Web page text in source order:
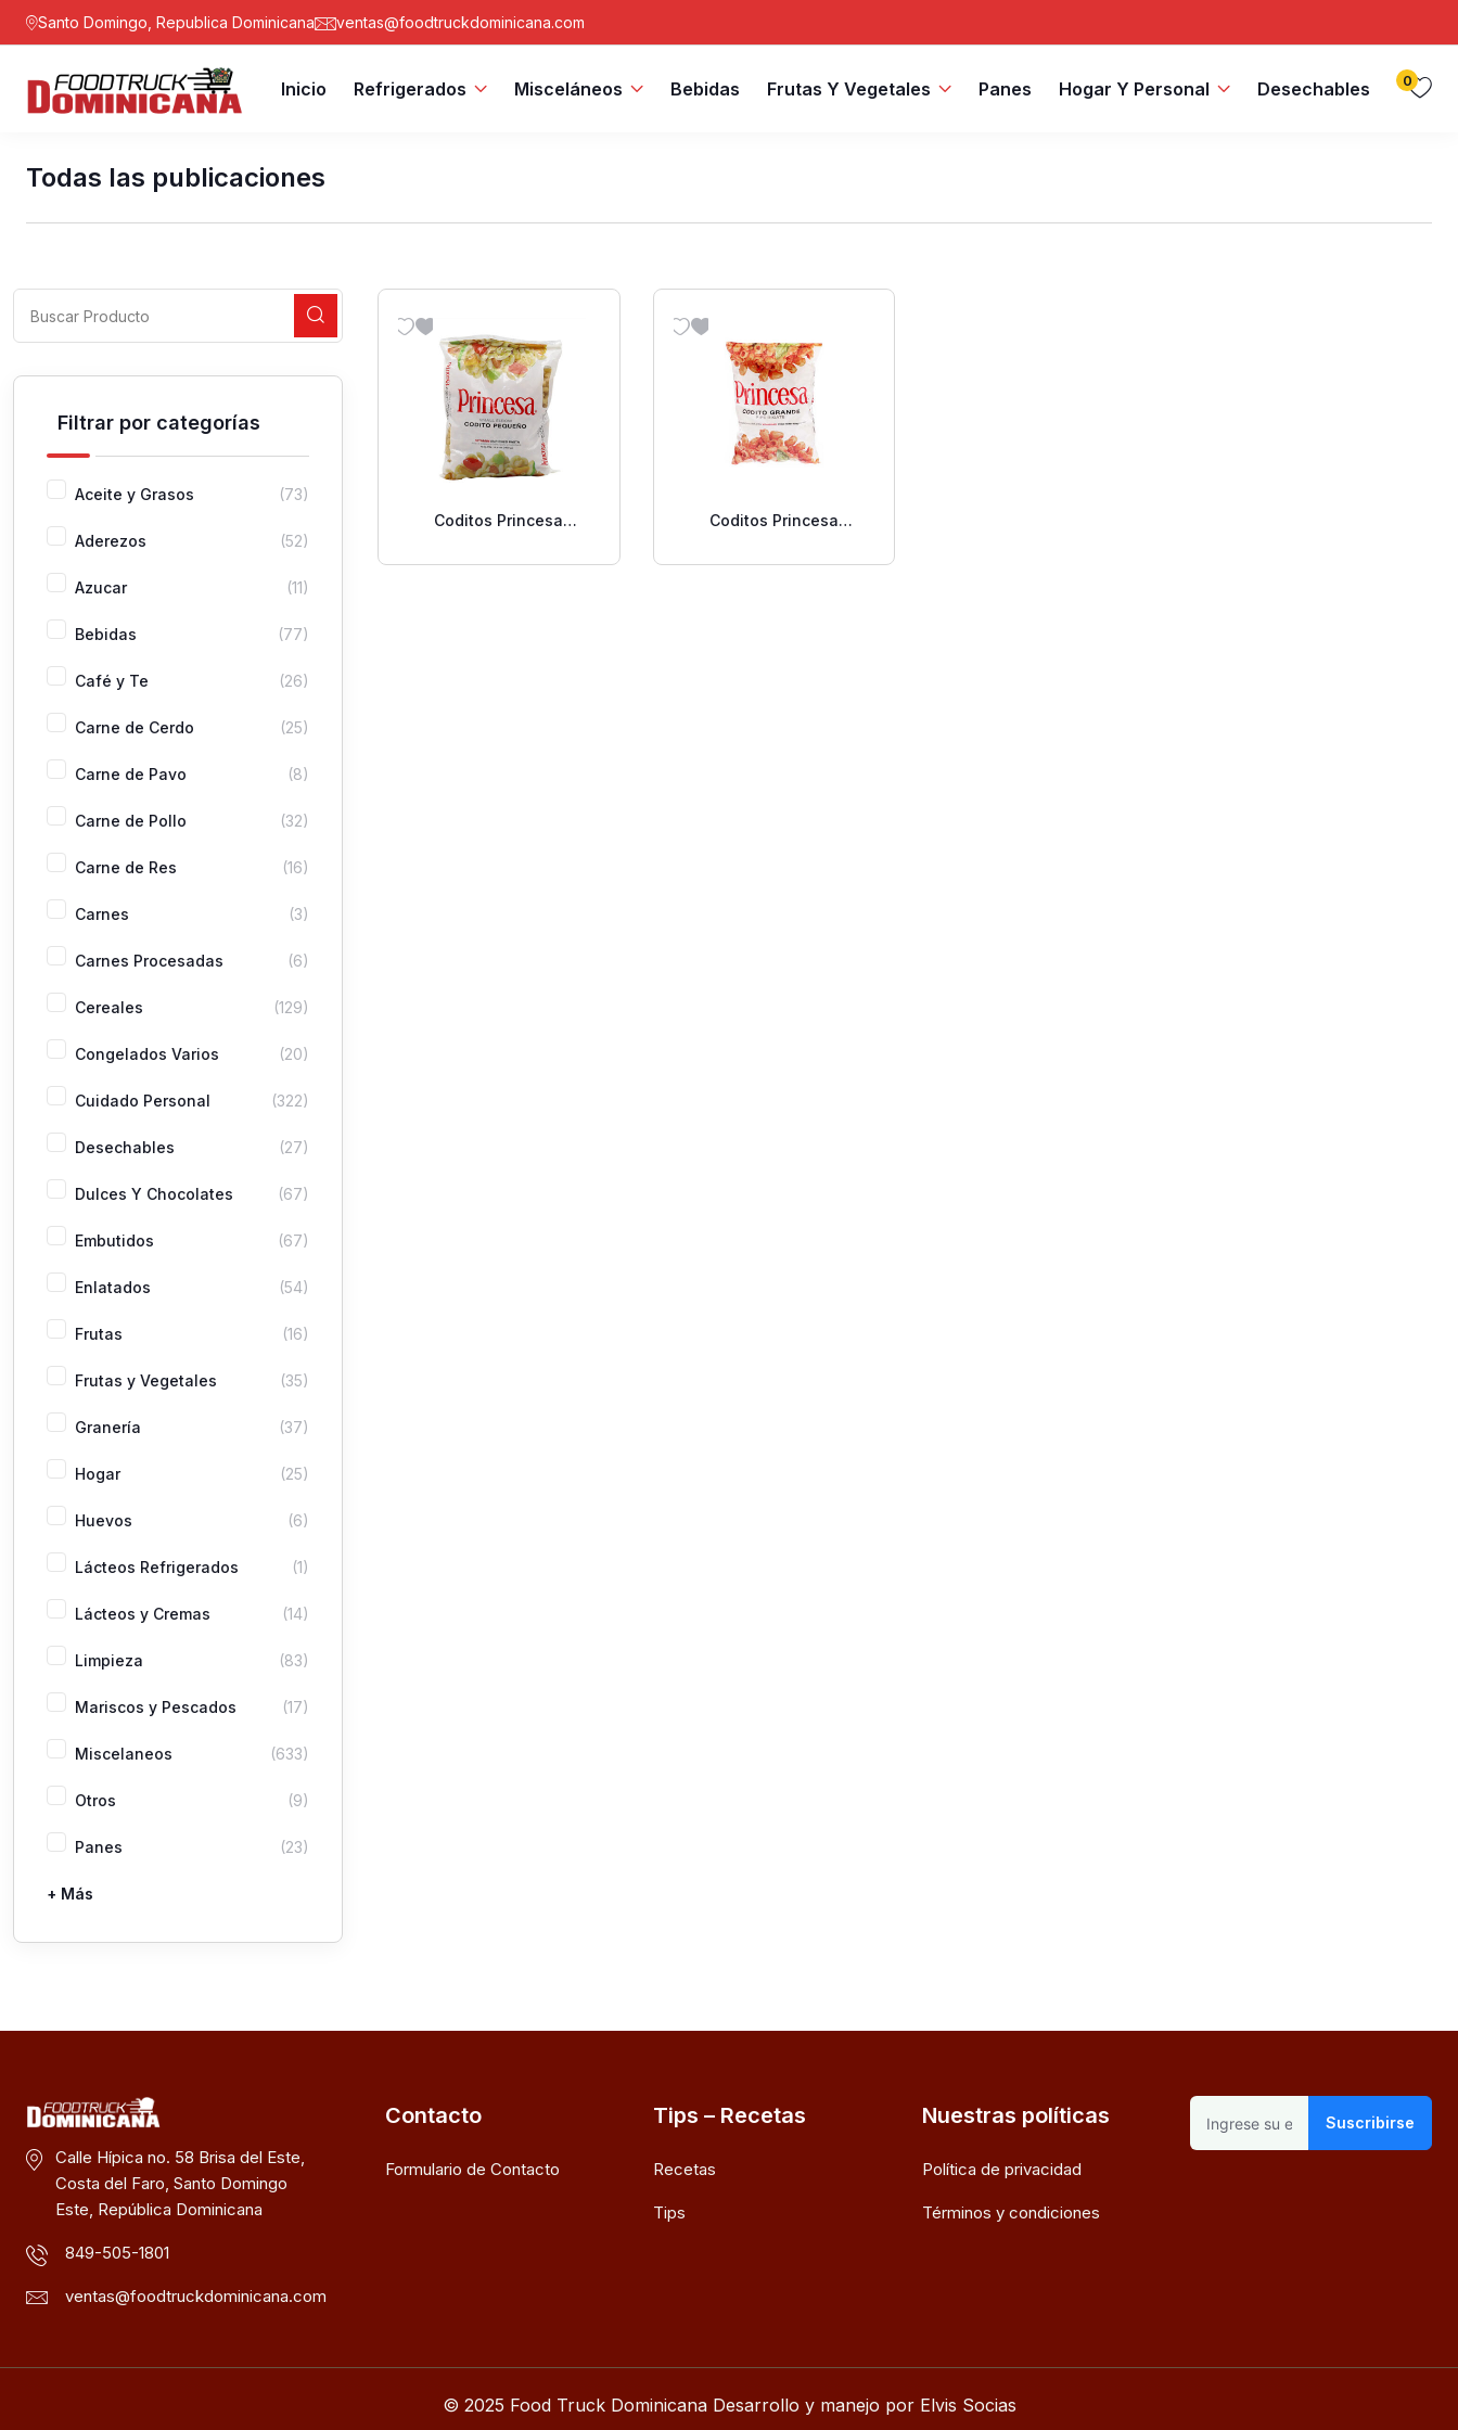
Santo Domingo, Republica Dominicana ventas@foodtruckdominicana.com
Inicio Refrigerados Misceláneos Bebidas Frutas Y Vegetales Panes Hogar Y Personal Desechables 0
Todas las publicaciones
Filtrar por categorías
Aceite y Grasos (73)
Aderezos (52)
Azucar (11)
Bebidas (77)
Café y Te (26)
Carne de Cerdo (25)
Carne de Pavo (8)
Carne de Pollo (32)
Carne de Res (16)
Carnes (3)
Carnes Procesadas (6)
Cereales (129)
Congelados Varios (20)
Cuidado Personal (322)
Desechables (27)
Dulces Y Chocolates (67)
Embutidos (67)
Enlatados (54)
Frutas (16)
Frutas y Vegetales (35)
Granería (37)
Hogar (25)
Huevos (6)
Lácteos Refrigerados (1)
Lácteos y Cremas (14)
Limpieza (83)
Mariscos y Pescados (17)
Miscelaneos (633)
Otros (9)
Panes (23)
Pastas
Picaderas
Sazones y Salsas
Vegetales
+ Más
Coditos Princesa
Coditos Princesa
Calle Hípica no. 58 Brisa del Este,
Costa del Faro, Santo Domingo
Este, República Dominicana
849-505-1801
ventas@foodtruckdominicana.com
Contacto
Formulario de Contacto
Tips – Recetas
Recetas
Tips
Nuestras políticas
Política de privacidad
Términos y condiciones
Suscribirse
© 2025 Food Truck Dominicana Desarrollo y manejo por Elvis Socias